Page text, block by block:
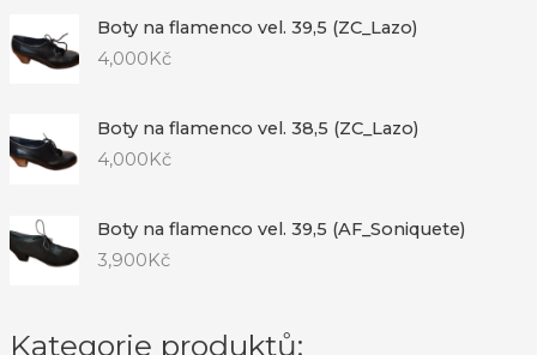
Boty na flamenco vel. 39,5 (ZC_Lazo)
4,000Kč
Boty na flamenco vel. 38,5 (ZC_Lazo)
4,000Kč
Boty na flamenco vel. 39,5 (AF_Soniquete)
3,900Kč
Kategorie produktů: